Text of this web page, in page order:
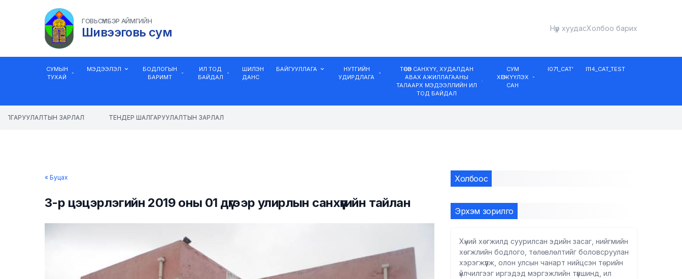
ГОВЬСҮМБЭР АЙМГИЙН
Шивээговь сум Нүүр хуудасХолбоо барих
СУМЫН
ТУХАЙ
МЭДЭЭЛЭЛ
БОДЛОГЫН
БАРИМТ
ИЛ ТОД
БАЙДАЛ
ШИЛЭН
ДАНС
БАЙГУУЛЛАГА
НУТГИЙН
УДИРДЛАГА
ТӨСӨВ САНХҮҮ, ХУДАЛДАН
АВАХ АЖИЛЛАГААНЫ
ТАЛААРХ МЭДЭЭЛЛИЙН ИЛ
ТОД БАЙДАЛ
СУМ
ХӨГЖҮҮЛЭХ
САН
I071_CAT' I114_CAT_TEST
ЗАРЛАЛ ТЕНДЕР ШАЛГАРУУЛАЛТЫН ЗАРЛАЛ
« Буцах
3-р цэцэрлэгийн 2019 оны 01 дүгээр улирлын санхүүгийн тайлан
Холбоос
Эрхэм зорилго
Хүний хөгжилд суурилсан эдийн засаг, нийгмийн
хөгжлийн бодлого, төлөвлөлтийг боловсруулан
хэрэгжүүлж, олон улсын чанарт нийцсэн төрийн
үйлчилгээг иргэдэд мэргэжлийн түвшинд, ил